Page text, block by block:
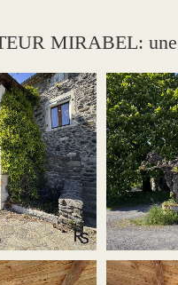
MIRABEL: